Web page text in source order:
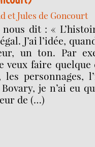
et Jules de Goncourt
nous dit : «
J’ai l’idée,
un ton. Par
veux faire quelque
personnages,
je n’ai eu
de (…)